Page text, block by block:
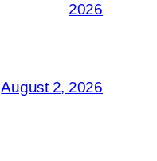
2026
August 2, 2026